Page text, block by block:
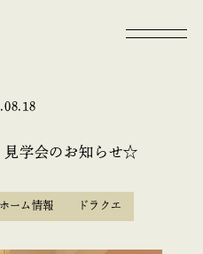
学会のお知らせ☆
ーム情報 ドラクエ